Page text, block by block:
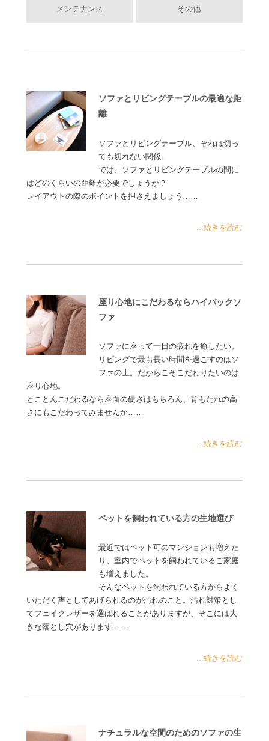
メンテナンス その他
ソファとリビングテーブルの最適な距
離
ソファとリビングテーブル、それは切っ
ても切れない関係。
では、ソファとリビングテーブルの間に
はどのくらいの距離が必要でしょうか？
レイアウトの際のポイントを押さえましょう……
...続きを読む
座り心地にこだわるならハイバックソ
ファ
ソファに座って一日の疲れを癒したい。
リビングで最も長い時間を過ごすのはソ
ファの上。だからこそこだわりたいのは
座り心地。
とことんこだわるなら座面の硬さはもちろん、背もたれの高
さにもこだわってみませんか……
...続きを読む
ペットを飼われている方の生地選び
最近ではペット可のマンションも増えた
り、室内でペットを飼われているご家庭
も増えました。
そんなペットを飼われている方からよく
いただく声としてあげられるのが汚れのこと。汚れ対策とし
てフェイクレザーを選ばれることがありますが、そこには大
きな落とし穴があります……
...続きを読む
ナチュラルな空間のためのソファの生